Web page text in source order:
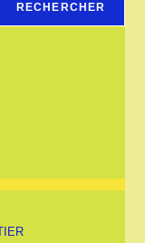
RECHERCHER